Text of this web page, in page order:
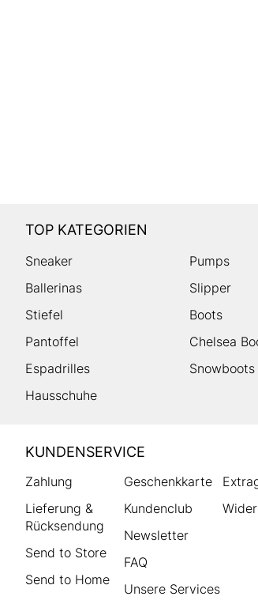
TOP KATEGORIEN
Sneaker Pumps
Ballerinas
Slipper
Stiefel
Boots
Pantoffel
Chelsea
Espadrilles
Snowboots
Hausschuhe
HUMANIC
Footer
KUNDENSERVICE
Zahlung
Lieferung &
Rücksendung
Send to Store
Send to Home
Geschenkkarte
Kundenclub
Newsletter
FAQ
Unsere Services